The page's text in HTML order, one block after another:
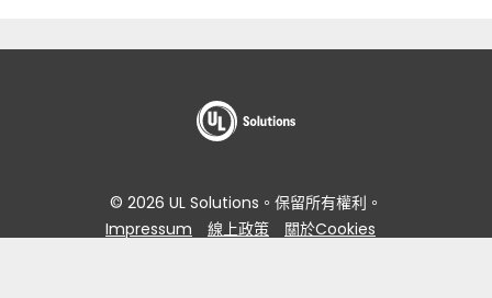
© 2026 UL Solutions。保留所有權利。
Impressum
線上政策
關於Cookies